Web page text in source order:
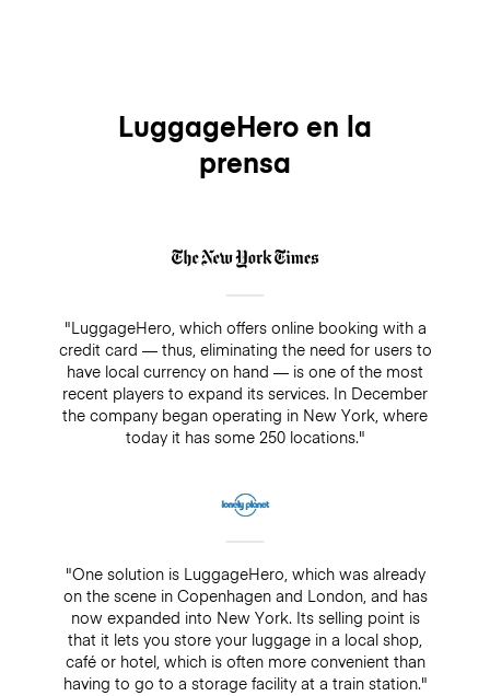
LuggageHero en la
prensa
"LuggageHero, which offers online booking with a
credit card — thus, eliminating the need for users to
have local currency on hand — is one of the most
recent players to expand its services. In December
the company began operating in New York, where
today it has some 250 locations."
"One solution is LuggageHero, which was already
on the scene in Copenhagen and London, and has
now expanded into New York. Its selling point is
that it lets you store your luggage in a local shop,
café or hotel, which is often more convenient than
having to go to a storage facility at a train station."